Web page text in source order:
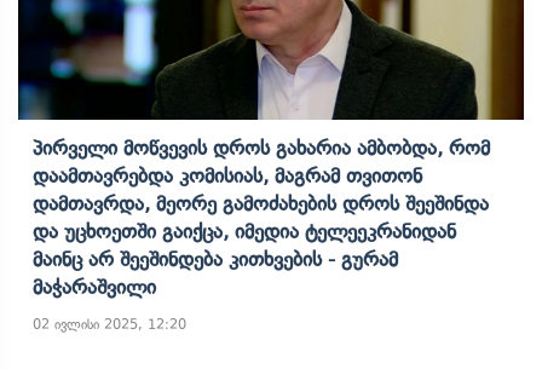
Პირველი Მოწვევის Დროს Გახარია Ამბობდა, Რომ
Დაამთავრებდა Კომისიას, Მაგრამ Თვითონ
Დამთავრდა, Მეორე Გამოძახების Დროს Შეეშინდა
Და Უცხოეთში Გაიქცა, Იმედია Ტელეეკრანიდან
Მაინც Არ Შეეშინდება Კითხვების - Გურამ
Მაჭარაშვილი
02 ივლისი 2025, 12:20